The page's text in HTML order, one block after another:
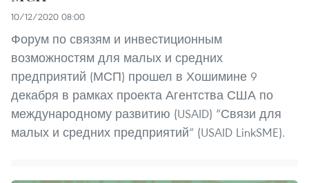
10/12/2020 08:00
Форум по связям и инвестиционным
возможностям для малых и средних
предприятий (МСП) прошел в Хошимине 9
декабря в рамках проекта Агентства США по
международному развитию (USAID) “Связи для
малых и средних предприятий” (USAID LinkSME).